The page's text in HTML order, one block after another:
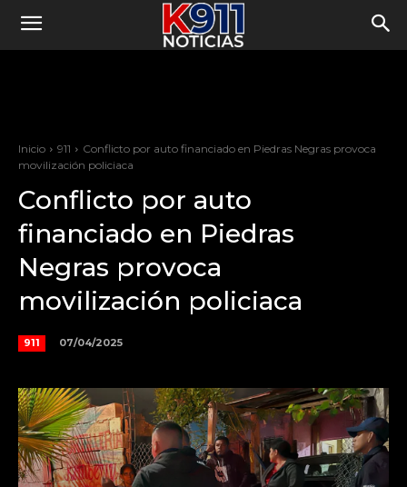
Inicio 911
Conflicto por auto financiado en Piedras Negras provoca
movilización policiaca
Conflicto por auto
financiado en Piedras
Negras provoca
movilización policiaca
911 07/04/2025